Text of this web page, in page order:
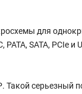
для
SATA, PCIe и
серьезный